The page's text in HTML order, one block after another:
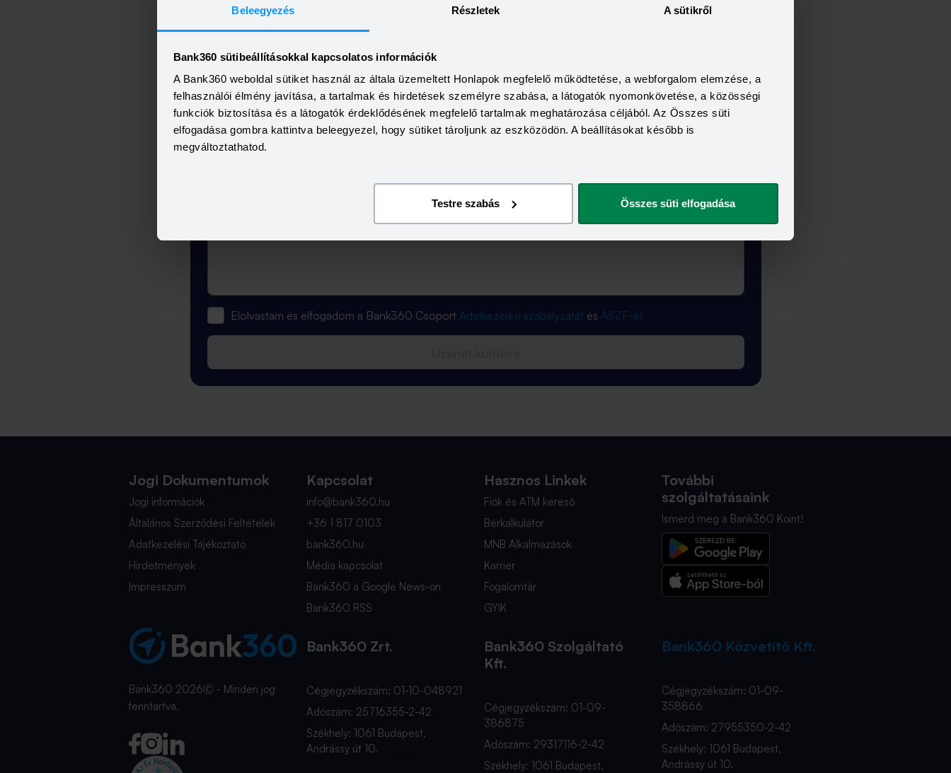
Beleegyezés Részletek A sütikről
Bank360 sütibeállításokkal kapcsolatos információk
A Bank360 weboldal sütiket használ az általa üzemeltett Honlapok megfelelő működtetése, a webforgalom elemzése, a
felhasználói élmény javítása, a tartalmak és hirdetések személyre szabása, a látogatók nyomonkövetése, a közösségi
funkciók biztosítása és a látogatók érdeklődésének megfelelő tartalmak meghatározása céljából. Az Összes süti
elfogadása gombra kattintva beleegyezel, hogy sütiket tároljunk az eszközödön. A beállításokat később is
megváltoztathatod.
Testre szabás Összes süti elfogadása
info@bank360.hu +36 1 817 0103 1061 Budapest, Andrássy út 10.
Kérdésed van?Írj nekünk!
Elolvastam és elfogadom a Bank360 Csoport Adatkezelési szabályzatát és ÁSZF-ét
Jogi Dokumentumok
Jogi információk
Általános Szerződési Feltételek
Adatkezelési Tájékoztató
Hirdetmények
Impresszum
Kapcsolat
info@bank360.hu
+36 1 817 0103
bank360.hu
Média kapcsolat
Bank360 a Google News-on
Bank360 RSS
Hasznos Linkek
Fiók és ATM kereső
Bérkalkulátor
MNB Alkalmazások
Karrier
Fogalomtár
GYIK
További
szolgáltatásaink
Ismerd meg a Bank360 Koint!
Bank360 2026Ⓒ - Minden jog
fenntartva.
Bank360 Zrt.
Cégjegyzékszám: 01-10-048921
Adószám: 25716355-2-42
Székhely: 1061 Budapest,
Andrássy út 10.
Bank360 Szolgáltató
Kft.
Cégjegyzékszám: 01-09-
386875
Adószám: 29317116-2-42
Székhely: 1061 Budapest,
Bank360 Közvetítő Kft.
Cégjegyzékszám: 01-09-
358866
Adószám: 27955350-2-42
Székhely: 1061 Budapest,
Andrássy út 10.